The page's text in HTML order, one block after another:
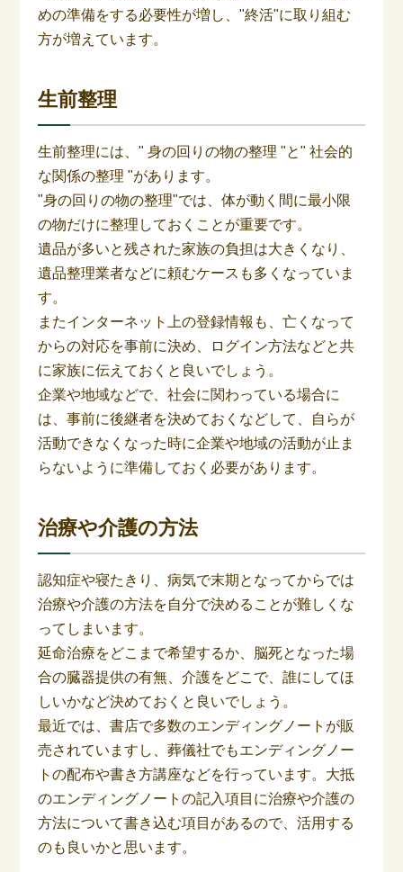
めの準備をする必要性が増し、"終活"に取り組む
方が増えています。
生前整理
生前整理には、" 身の回りの物の整理 "と" 社会的
な関係の整理 "があります。
"身の回りの物の整理"では、体が動く間に最小限
の物だけに整理しておくことが重要です。
遺品が多いと残された家族の負担は大きくなり、
遺品整理業者などに頼むケースも多くなっていま
す。
またインターネット上の登録情報も、亡くなって
からの対応を事前に決め、ログイン方法などと共
に家族に伝えておくと良いでしょう。
企業や地域などで、社会に関わっている場合に
は、事前に後継者を決めておくなどして、自らが
活動できなくなった時に企業や地域の活動が止ま
らないように準備しておく必要があります。
治療や介護の方法
認知症や寝たきり、病気で末期となってからでは
治療や介護の方法を自分で決めることが難しくな
ってしまいます。
延命治療をどこまで希望するか、脳死となった場
合の臓器提供の有無、介護をどこで、誰にしてほ
しいかなど決めておくと良いでしょう。
最近では、書店で多数のエンディングノートが販
売されていますし、葬儀社でもエンディングノー
トの配布や書き方講座などを行っています。大抵
のエンディングノートの記入項目に治療や介護の
方法について書き込む項目があるので、活用する
のも良いかと思います。